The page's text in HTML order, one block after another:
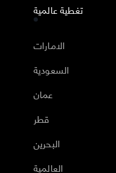
تغطية عالمية
الامارات
السعودية
عمان
قطر
البحرين
العالمية